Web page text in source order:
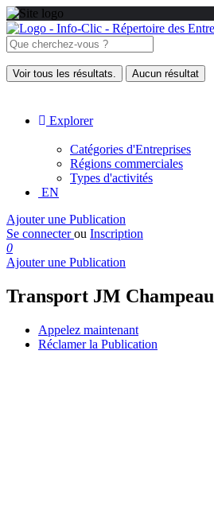
Voir tous les résultats. Aucun résultat
Explorer
Catégories d'Entreprises
Régions commerciales
Types d'activités
EN
Ajouter une Publication
Se connecterou Inscription
0
Ajouter une Publication
Transport JM Champeau
Appelez maintenant
Réclamer la Publication